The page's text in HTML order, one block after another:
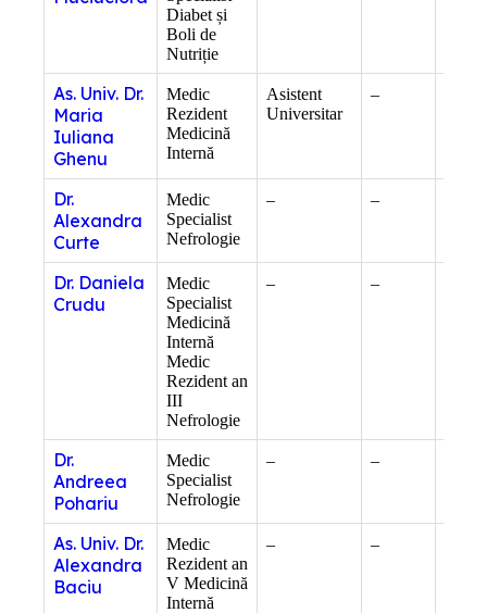
Diabet și
Boli de
Nutriție
As. Univ. Dr.
Maria
Iuliana
Ghenu
Medic
Rezident
Medicină
Internă
Asistent
Universitar
–
Dr.
Alexandra
Curte
Medic
Specialist
Nefrologie
– –
Dr. Daniela
Crudu
Medic
Specialist
Medicină
Internă
Medic
Rezident an
III
Nefrologie
– –
Dr.
Andreea
Pohariu
Medic
Specialist
Nefrologie
– –
As. Univ. Dr.
Alexandra
Baciu
Medic
Rezident an
V Medicină
Internă
– –